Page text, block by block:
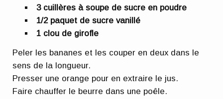
3 cuillères à soupe de sucre en poudre
1/2 paquet de sucre vanillé
1 clou de girofle
Peler les bananes et les couper en deux dans le
sens de la longueur.
Presser une orange pour en extraire le jus.
Faire chauffer le beurre dans une poêle.